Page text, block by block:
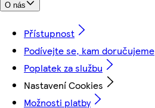
O nás
Přístupnost
Podívejte se, kam doručujeme
Poplatek za službu
Nastavení Cookies
Možnosti platby